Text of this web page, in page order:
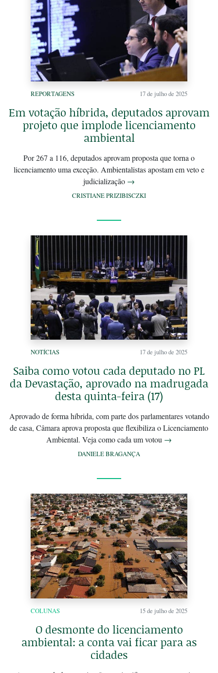
REPORTAGENS 17 de julho de 2025
Em votação híbrida, deputados aprovam
projeto que implode licenciamento
ambiental
Por 267 a 116, deputados aprovam proposta que torna o
licenciamento uma exceção. Ambientalistas apostam em veto e
judicialização →
CRISTIANE PRIZIBISCZKI
NOTÍCIAS 17 de julho de 2025
Saiba como votou cada deputado no PL
da Devastação, aprovado na madrugada
desta quinta-feira (17)
Aprovado de forma híbrida, com parte dos parlamentares votando
de casa, Câmara aprova proposta que flexibiliza o Licenciamento
Ambiental. Veja como cada um votou →
DANIELE BRAGANÇA
COLUNAS 15 de julho de 2025
O desmonte do licenciamento
ambiental: a conta vai ficar para as
cidades